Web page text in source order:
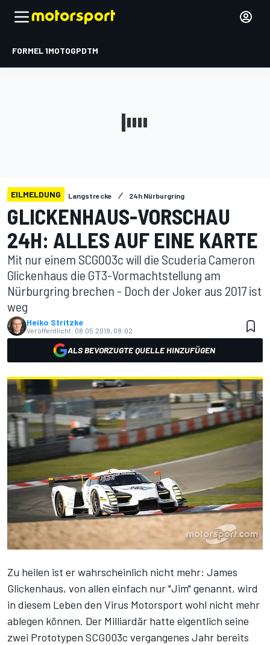
FORMEL 1MOTOGPDTM
EILMELDUNG Langstrecke 24h Nürburgring
GLICKENHAUS-VORSCHAU
24H: ALLES AUF EINE KARTE
Mit nur einem SCG003c will die Scuderia Cameron
Glickenhaus die GT3-Vormachtstellung am
Nürburgring brechen - Doch der Joker aus 2017 ist
weg
Heiko Stritzke
Veröffentlicht: 08.05.2018, 08:02
ALS BEVORZUGTE QUELLE HINZUFÜGEN
Zu heilen ist er wahrscheinlich nicht mehr: James
Glickenhaus, von allen einfach nur "Jim" genannt, wird
in diesem Leben den Virus Motorsport wohl nicht mehr
ablegen können. Der Milliardär hatte eigentlich seine
zwei Prototypen SCG003c vergangenes Jahr bereits